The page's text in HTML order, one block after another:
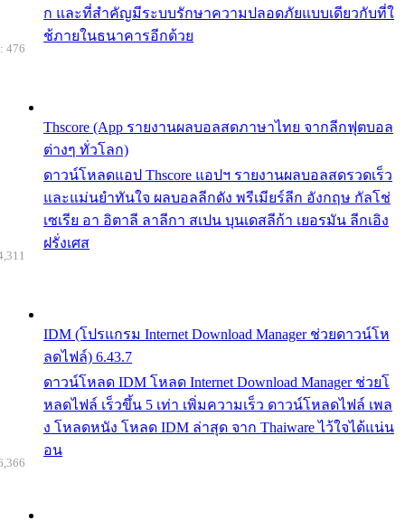
ก และที่สำคัญมีระบบรักษาความปลอดภัยแบบเดียวกับที่ใ
ช้ภายในธนาคารอีกด้วย
Thscore (App รายงานผลบอลสดภาษาไทย จากลีกฟุตบอล
ต่างๆ ทั่วโลก)
ดาวน์โหลดแอป Thscore แอปฯ รายงานผลบอลสดรวดเร็ว
และแม่นยำทันใจ ผลบอลลีกดัง พรีเมียร์ลีก อังกฤษ กัลโช่
เซเรีย อา อิตาลี ลาลีกา สเปน บุนเดสลีก้า เยอรมัน ลีกเอิง
ฝรั่งเศส
476
IDM (โปรแกรม Internet Download Manager ช่วยดาวน์โห
ลดไฟล์) 6.43.7
ดาวน์โหลด IDM โหลด Internet Download Manager ช่วยโ
หลดไฟล์ เร็วขึ้น 5 เท่า เพิ่มความเร็ว ดาวน์โหลดไฟล์ เพล
ง โหลดหนัง โหลด IDM ล่าสุด จาก Thaiware ไว้ใจได้แน่น
อน